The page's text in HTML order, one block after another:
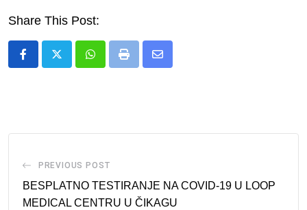
Share This Post:
WhatsappPrint
Share
PREVIOUS POST
BESPLATNO TESTIRANJE NA COVID-19 U LOOP
MEDICAL CENTRU U ČIKAGU